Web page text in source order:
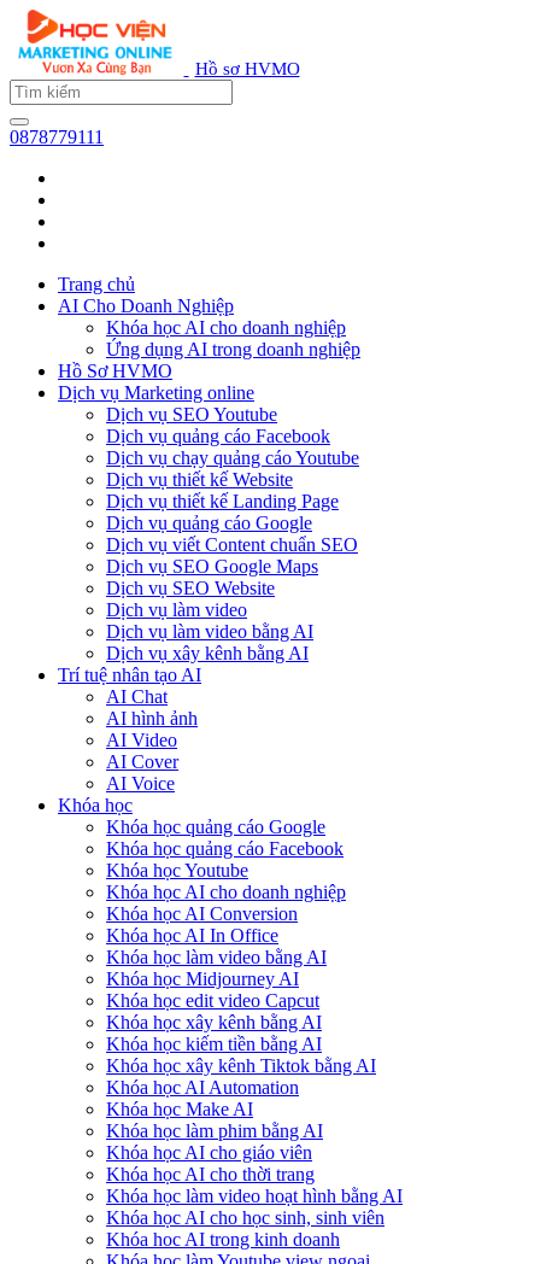
Hồ sơ HVMO
0878779111
Trang chủ
AI Cho Doanh Nghiệp
Khóa học AI cho doanh nghiệp
Ứng dụng AI trong doanh nghiệp
Hồ Sơ HVMO
Dịch vụ Marketing online
Dịch vụ SEO Youtube
Dịch vụ quảng cáo Facebook
Dịch vụ chạy quảng cáo Youtube
Dịch vụ thiết kế Website
Dịch vụ thiết kế Landing Page
Dịch vụ quảng cáo Google
Dịch vụ viết Content chuẩn SEO
Dịch vụ SEO Google Maps
Dịch vụ SEO Website
Dịch vụ làm video
Dịch vụ làm video bằng AI
Dịch vụ xây kênh bằng AI
Trí tuệ nhân tạo AI
AI Chat
AI hình ảnh
AI Video
AI Cover
AI Voice
Khóa học
Khóa học quảng cáo Google
Khóa học quảng cáo Facebook
Khóa học Youtube
Khóa học AI cho doanh nghiệp
Khóa học AI Conversion
Khóa học AI In Office
Khóa học làm video bằng AI
Khóa học Midjourney AI
Khóa học edit video Capcut
Khóa học xây kênh bằng AI
Khóa học kiếm tiền bằng AI
Khóa học xây kênh Tiktok bằng AI
Khóa học AI Automation
Khóa học Make AI
Khóa học làm phim bằng AI
Khóa học AI cho giáo viên
Khóa học AI cho thời trang
Khóa học làm video hoạt hình bằng AI
Khóa học AI cho học sinh, sinh viên
Khóa hoc AI trong kinh doanh